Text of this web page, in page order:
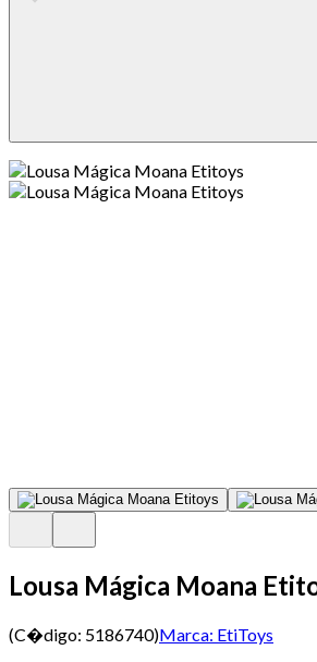
Lousa Mágica Moana
(C�digo: 5186740)Marca: EtiToys